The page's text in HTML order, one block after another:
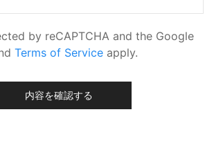
by reCAPTCHA and the Google
Terms of Service apply.
内容を確認する